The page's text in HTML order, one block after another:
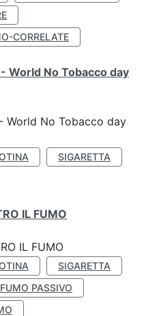
CORRELATE
World No Tobacco day
World No Tobacco day
SIGARETTA
IL FUMO
IL FUMO
SIGARETTA
FUMO PASSIVO